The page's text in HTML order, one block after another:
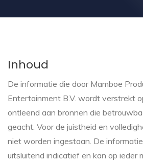
Inhoud
De informatie die door Mamboe
Entertainment B.V. wordt verstrekt
ontleend aan bronnen die
geacht. Voor de juistheid en
niet worden ingestaan. De
uitsluitend indicatief en kan op ieder